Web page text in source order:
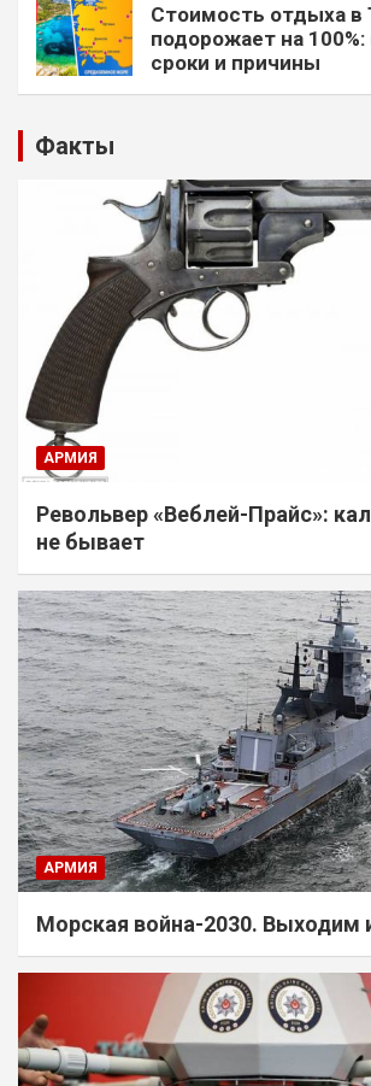
Стоимость отдыха в
подорожает на
сроки и причины
Факты
АРМИЯ
Револьвер «Веблей-Прайс»:
не бывает
АРМИЯ
Морская война-2030. Выходим